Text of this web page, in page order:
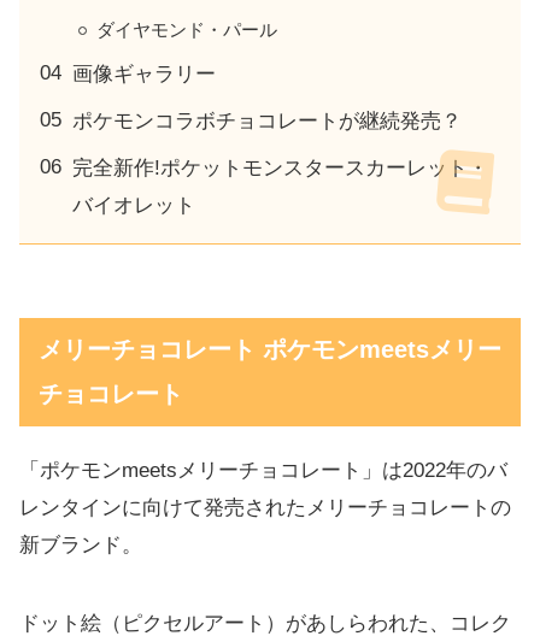
ダイヤモンド・パール
画像ギャラリー
ポケモンコラボチョコレートが継続発売？
完全新作!ポケットモンスタースカーレット・
バイオレット
メリーチョコレート ポケモンmeetsメリー
チョコレート
「ポケモンmeetsメリーチョコレート」は2022年のバ
レンタインに向けて発売されたメリーチョコレートの
新ブランド。
ドット絵（ピクセルアート）があしらわれた、コレク